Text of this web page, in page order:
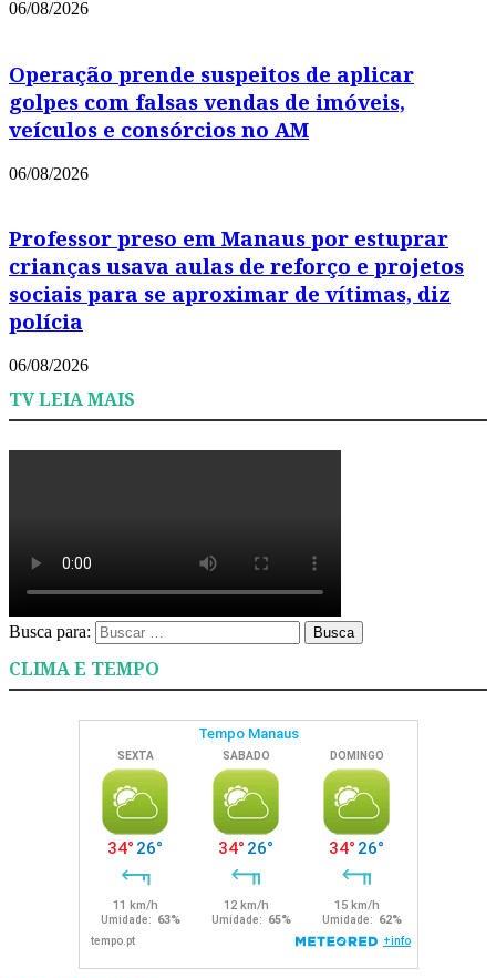
06/08/2026
Operação prende suspeitos de aplicar
golpes com falsas vendas de imóveis,
veículos e consórcios no AM
06/08/2026
Professor preso em Manaus por estuprar
crianças usava aulas de reforço e projetos
sociais para se aproximar de vítimas, diz
polícia
06/08/2026
TV LEIA MAIS
Busca para: Busca
CLIMA E TEMPO